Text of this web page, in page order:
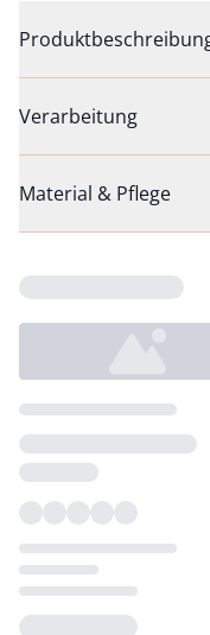
Verarbeitung
Material & Pflege